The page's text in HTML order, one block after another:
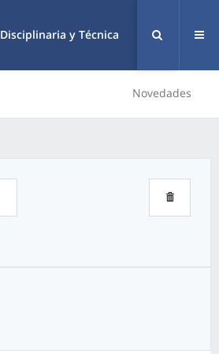
Disciplinaria y Técnica
Novedades